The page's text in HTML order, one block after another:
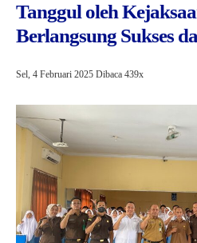
Saluran Resmi WA
Tanggul oleh
Berlangsung Sukses
Sel, 4 Februari 2025 Dibaca 439x